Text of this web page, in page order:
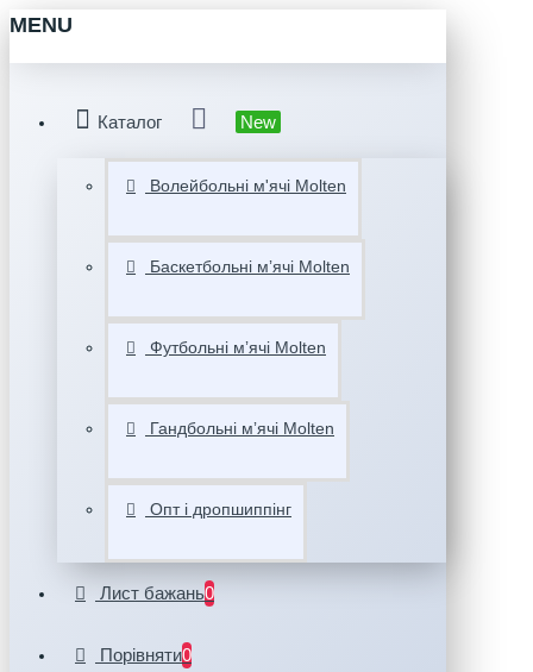
MENU
Каталог New
Волейбольні м'ячі Molten
Баскетбольні мʼячі Molten
Футбольні мʼячі Molten
Гандбольні мʼячі Molten
Опт і дропшиппінг
Лист бажань0
Порівняти0